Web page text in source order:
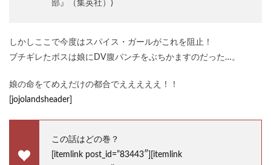
部』（集英社）)
しかしここで今度はスパイス・ガールがこれを阻止！
ブチギレたボスは娘にDV腹パンチをぶちかますのだった…。
娘の命をてめえだけの都合でえええええ！！
[jojolandsheader]
この話はどの巻？
[itemlink post_id=”83443″][itemlink